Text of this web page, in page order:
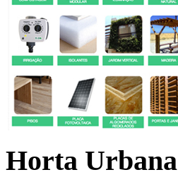
Horta Urbana